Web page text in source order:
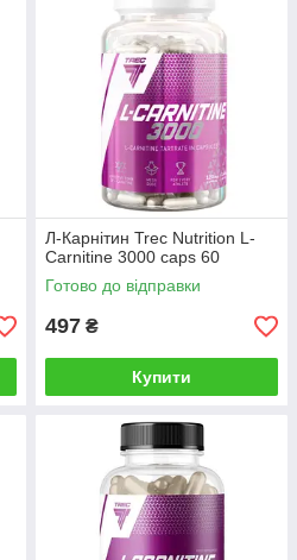
Л-Карнітин Trec Nutrition L-
Carnitine 3000 caps 60
Готово до відправки
497 ₴
Купити